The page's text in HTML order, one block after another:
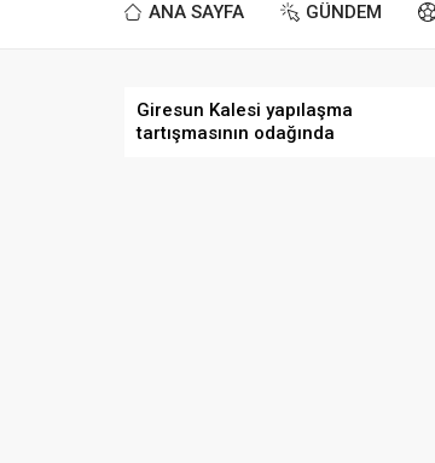
ANA SAYFA GÜNDEM
Giresun Kalesi yapılaşma
tartışmasının odağında